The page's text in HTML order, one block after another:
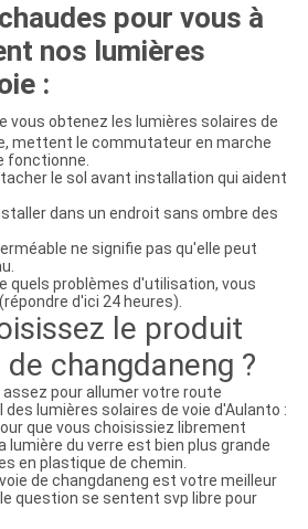
pour vous à
nos lumières
:
vous obtenez les lumières solaires de
mettent le commutateur en marche
fonctionne.
le sol avant installation qui aident
dans un endroit sans ombre des
ne signifie pas qu'elle peut
quels problèmes d'utilisation, vous
d'ici 24 heures).
le produit
de changdaneng ?
pour allumer votre route
des lumières solaires de voie d'Aulanto :
que vous choisissiez librement
lumière du verre est bien plus grande
en plastique de chemin.
de changdaneng est votre meilleur
question se sentent svp libre pour